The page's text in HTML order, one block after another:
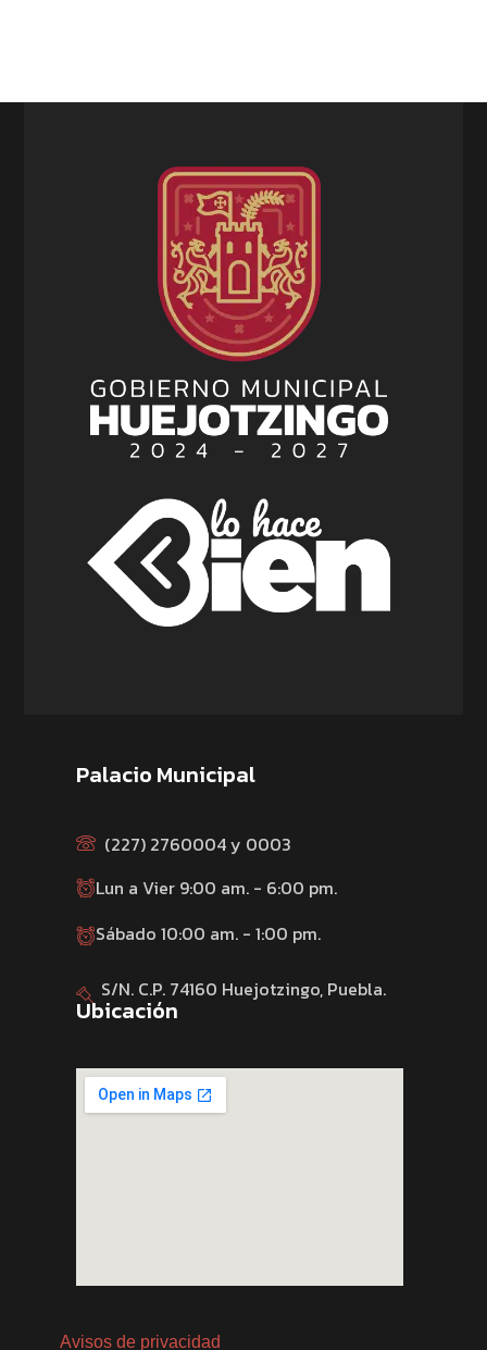
Palacio Municipal
(227) 2760004 y 0003
Lun a Vier 9:00 am. - 6:00 pm.
Sábado 10:00 am. - 1:00 pm.
S/N. C.P. 74160 Huejotzingo, Puebla.
Ubicación
Avisos de privacidad